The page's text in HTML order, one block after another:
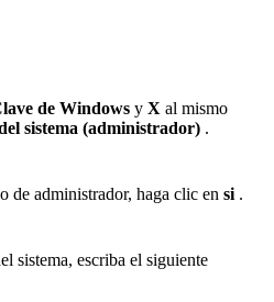
de Windows y X al mismo
sistema (administrador) .
de administrador, haga clic en si .
sistema, escriba el siguiente